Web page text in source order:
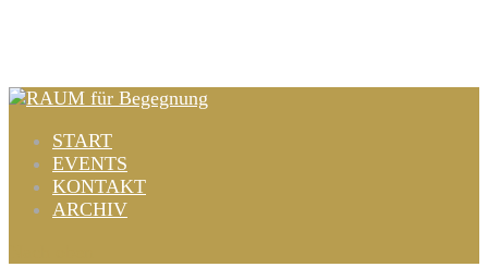
START
EVENTS
KONTAKT
ARCHIV